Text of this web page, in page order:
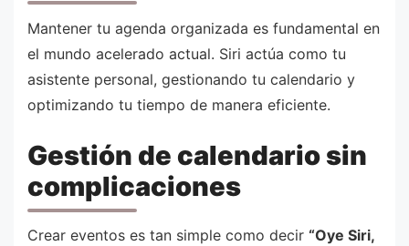
Mantener tu agenda organizada es fundamental en
el mundo acelerado actual. Siri actúa como tu
asistente personal, gestionando tu calendario y
optimizando tu tiempo de manera eficiente.
Gestión de calendario sin
complicaciones
Crear eventos es tan simple como decir “Oye Siri,